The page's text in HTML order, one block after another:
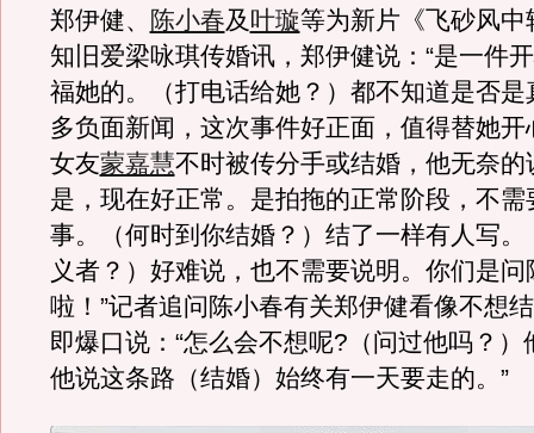
郑伊健、
陈小春及 叶璇等为新片《飞砂风中
知旧爱梁咏琪传婚讯，郑伊健说：“是一件
福她的。（打电话给她？）都不知道是否是
多负面新闻，这次事件好正面，值得替她开
女友蒙嘉慧不时被传分手或结婚，他无奈的
是，现在好正常。是拍拖的正常阶段，不需
事。（何时到你结婚？）结了一样有人写。
义者？）好难说，也不需要说明。你们是问
啦！”记者追问陈小春有关郑伊健看像不想
即爆口说：“怎么会不想呢?（问过他吗？）
他说这条路（结婚）始终有一天要走的。”